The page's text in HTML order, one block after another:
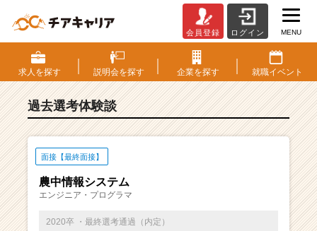
S・
選
考
験
ベ
ン
チ
会員登録 ログイン MENU
求人を探す 説明会を探す 企業を探す 就職イベント
過去選考体験談
面接【最終面接】
農中情報システム
エンジニア・プログラマ
2020卒 ・最終選考通過（内定）